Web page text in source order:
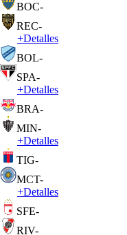
BOC-
REC-
+Detalles
BOL-
SPA-
+Detalles
BRA-
MIN-
+Detalles
TIG-
MCT-
+Detalles
SFE-
RIV-